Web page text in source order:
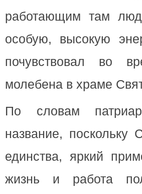
работающим там
особую, высокую
почувствовал во
молебена в храме
По словам
название, поскольку
единства, яркий
жизнь и работа